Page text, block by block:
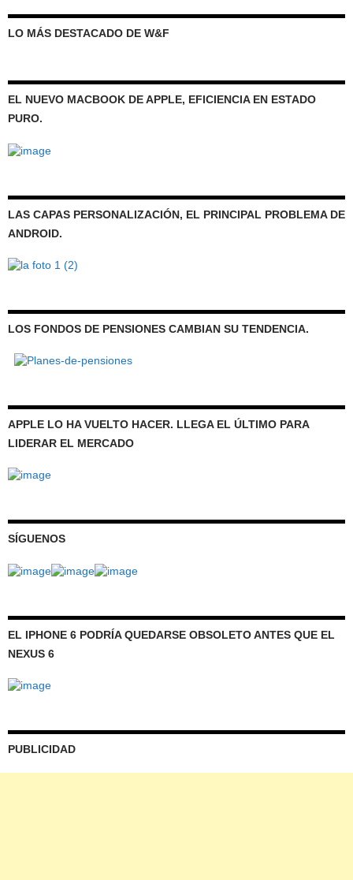
LO MÁS DESTACADO DE W&F
EL NUEVO MACBOOK DE APPLE, EFICIENCIA EN ESTADO
PURO.
LAS CAPAS PERSONALIZACIÓN, EL PRINCIPAL PROBLEMA DE
ANDROID.
LOS FONDOS DE PENSIONES CAMBIAN SU TENDENCIA.
APPLE LO HA VUELTO HACER. LLEGA EL ÚLTIMO PARA
LIDERAR EL MERCADO
SÍGUENOS
EL IPHONE 6 PODRÍA QUEDARSE OBSOLETO ANTES QUE EL
NEXUS 6
PUBLICIDAD